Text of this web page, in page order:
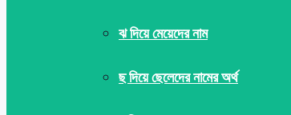
ঝ দিয়ে মেয়েদের নাম
ছ দিয়ে ছেলেদের নামের অর্থ